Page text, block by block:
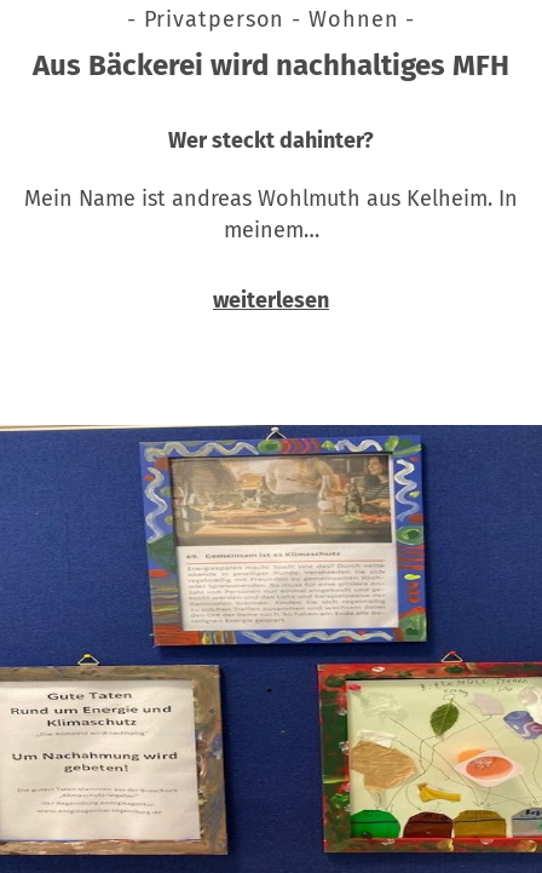
- Privatperson - Wohnen -
Aus Bäckerei wird nachhaltiges MFH
Wer steckt dahinter?
Mein Name ist andreas Wohlmuth aus Kelheim. In
meinem…
weiterlesen